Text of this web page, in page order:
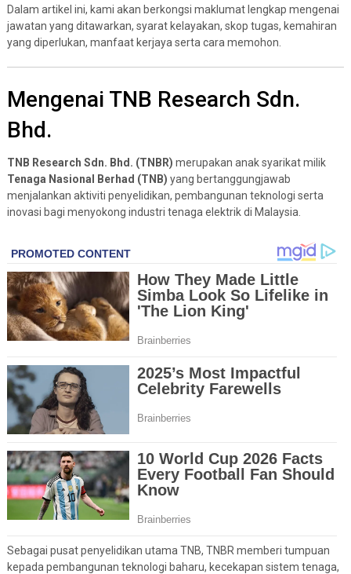
Dalam artikel ini, kami akan berkongsi maklumat lengkap mengenai
jawatan yang ditawarkan, syarat kelayakan, skop tugas, kemahiran
yang diperlukan, manfaat kerjaya serta cara memohon.
Mengenai TNB Research Sdn.
Bhd.
TNB Research Sdn. Bhd. (TNBR) merupakan anak syarikat milik
Tenaga Nasional Berhad (TNB) yang bertanggungjawab
menjalankan aktiviti penyelidikan, pembangunan teknologi serta
inovasi bagi menyokong industri tenaga elektrik di Malaysia.
Sebagai pusat penyelidikan utama TNB, TNBR memberi tumpuan
kepada pembangunan teknologi baharu, kecekapan sistem tenaga,